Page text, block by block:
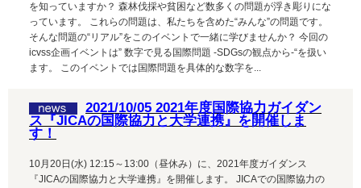
を知っていますか？ 森林伐採や貧困など数多くの問題が浮き彫りにな
っています。 これらの問題は、私たちを含めた“みんな”の問題です。
そんな問題の“リアル”をこのイベントで一緒に学びませんか？ 今回の
icvss企画イベントは” 数字で見る国際問題 -SDGsの観点から-“を扱い
ます。 このイベントでは国際問題を具体的な数字を...
2021/10/05 2021年度国際協力ガイダン
ス『JICAの国際協力と大学連携』を開催しま
す！
10月20日(水) 12:15～13:00（昼休み）に、2021年度ガイダンス
『JICAの国際協力と大学連携』を開催します。 JICAでの国際協力の